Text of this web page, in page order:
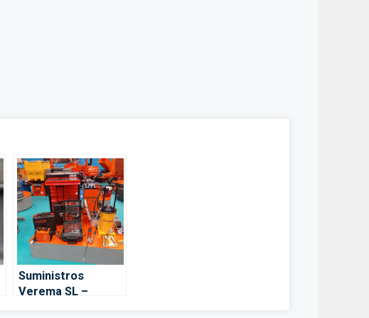
Suministros
Verema SL –